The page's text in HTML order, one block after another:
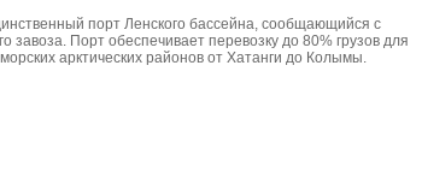
порт Ленского бассейна, сообщающийся с
завоза. Порт обеспечивает перевозку до 80% грузов для
арктических районов от Хатанги до Колымы.